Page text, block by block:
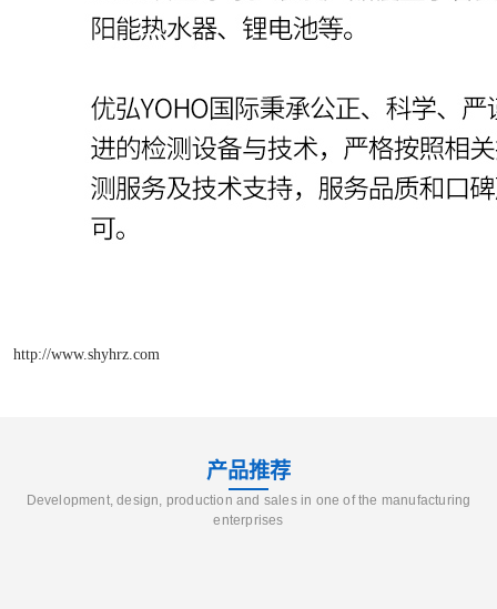
http://www.shyhrz.com
产品推荐
Development, design, production and sales in one of the manufacturing
enterprises